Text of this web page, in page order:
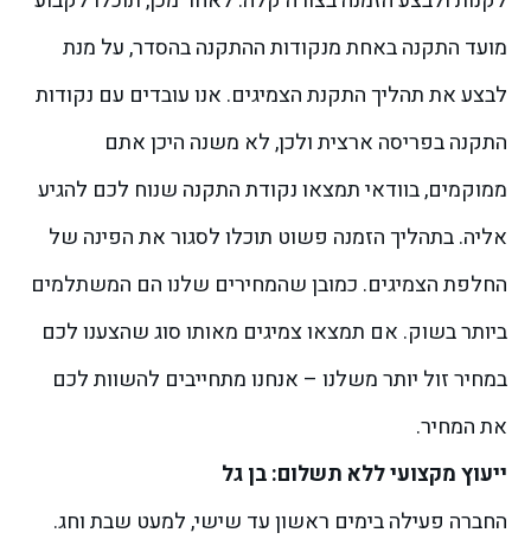
מועד התקנה באחת מנקודות ההתקנה בהסדר, על מנת
לבצע את תהליך התקנת הצמיגים. אנו עובדים עם נקודות
התקנה בפריסה ארצית ולכן, לא משנה היכן אתם
ממוקמים, בוודאי תמצאו נקודת התקנה שנוח לכם להגיע
אליה.בתהליך הזמנה פשוט תוכלו לסגור את הפינה של
החלפת הצמיגים. כמובן שהמחירים שלנו הם המשתלמים
ביותר בשוק. אם תמצאו צמיגים מאותו סוג שהצענו לכם
במחיר זול יותר משלנו – אנחנו מתחייבים להשוות לכם
את המחיר.
ייעוץ מקצועי ללא תשלום: בן גל
החברה פעילה בימים ראשון עד שישי, למעט שבת וחג.